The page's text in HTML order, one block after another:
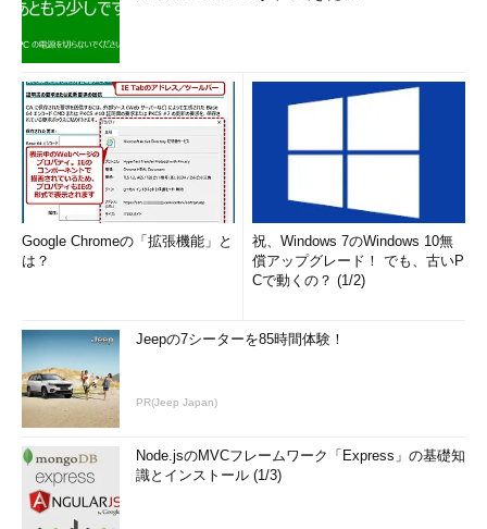
Google Chromeの「拡張機能」と
は？
祝、Windows 7のWindows 10無
償アップグレード！ でも、古いP
Cで動くの？ (1/2)
Jeepの7シーターを85時間体験！
PR(Jeep Japan)
Node.jsのMVCフレームワーク「Express」の基礎知
識とインストール (1/3)